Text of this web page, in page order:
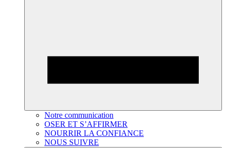
Notre communication
OSER ET S’AFFIRMER
NOURRIR LA CONFIANCE
NOUS SUIVRE